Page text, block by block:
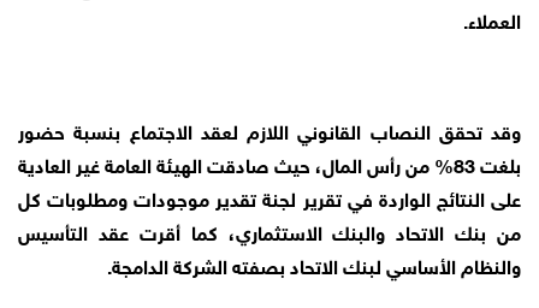
العملاء.
وقد تحقق النصاب القانوني اللازم لعقد الاجتماع بنسبة حضور
بلغت 83% من رأس المال، حيث صادقت الهيئة العامة غير العادية
على النتائج الواردة في تقرير لجنة تقدير موجودات ومطلوبات كل
من بنك الاتحاد والبنك الاستثماري، كما أقرت عقد التأسيس
والنظام الأساسي لبنك الاتحاد بصفته الشركة الدامجة.